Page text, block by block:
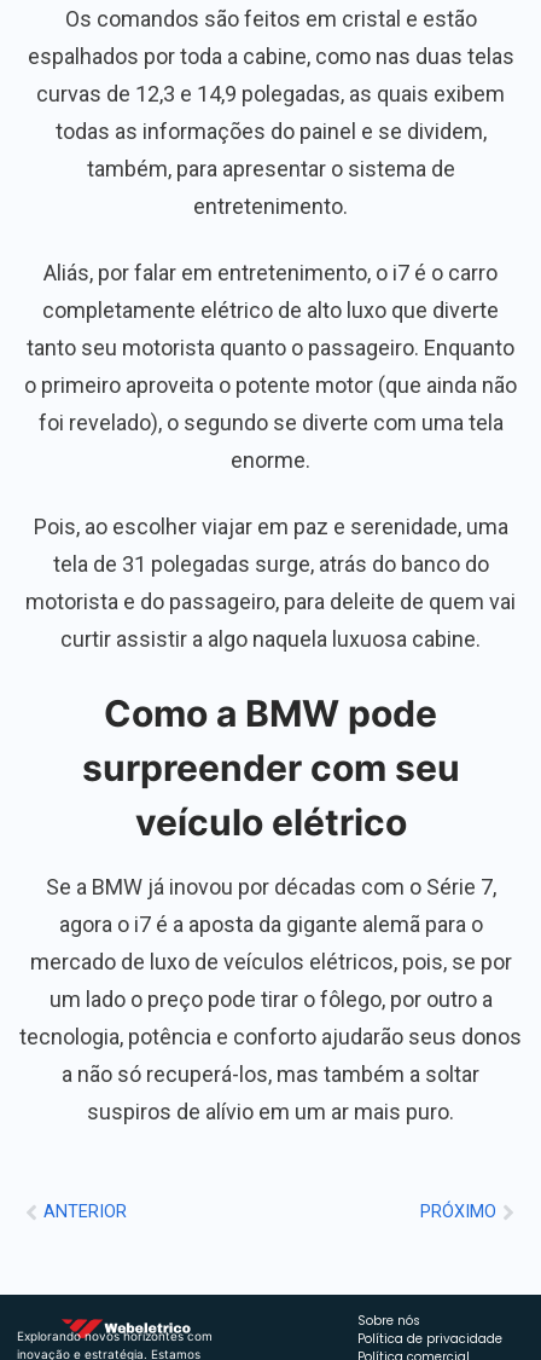
Os comandos são feitos em cristal e estão
espalhados por toda a cabine, como nas duas telas
curvas de 12,3 e 14,9 polegadas, as quais exibem
todas as informações do painel e se dividem,
também, para apresentar o sistema de
entretenimento.
Aliás, por falar em entretenimento, o i7 é o carro
completamente elétrico de alto luxo que diverte
tanto seu motorista quanto o passageiro. Enquanto
o primeiro aproveita o potente motor (que ainda não
foi revelado), o segundo se diverte com uma tela
enorme.
Pois, ao escolher viajar em paz e serenidade, uma
tela de 31 polegadas surge, atrás do banco do
motorista e do passageiro, para deleite de quem vai
curtir assistir a algo naquela luxuosa cabine.
Como a BMW pode
surpreender com seu
veículo elétrico
Se a BMW já inovou por décadas com o Série 7,
agora o i7 é a aposta da gigante alemã para o
mercado de luxo de veículos elétricos, pois, se por
um lado o preço pode tirar o fôlego, por outro a
tecnologia, potência e conforto ajudarão seus donos
a não só recuperá-los, mas também a soltar
suspiros de alívio em um ar mais puro.
ANTERIOR PRÓXIMO
Explorando novos horizontes com
inovação e estratégia. Estamos
Sobre nós
Política de privacidade